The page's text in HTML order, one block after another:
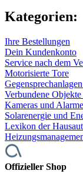
usw.)
Kategorien:
Ihre Bestellungen
Dein Kundenkonto
Service nach dem
Motorisierte Tore
Verbundene
Kameras und Alarme
Solarenergie und
Lexikon der
Offizieller Shop